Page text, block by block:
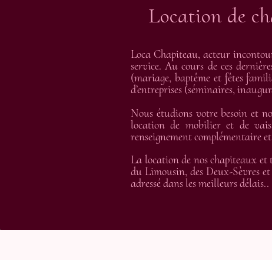
Location de
Loca Chapiteau, acteur
service. Au cours de ces
(mariage, baptême et fêtes
d’entreprises (séminaires,
Nous étudions votre besoin et
location de mobilier et de
renseignement complémentaire
La location de nos chapiteaux et
du Limousin, des Deux-Sèvres
adressé dans les meilleurs délais..